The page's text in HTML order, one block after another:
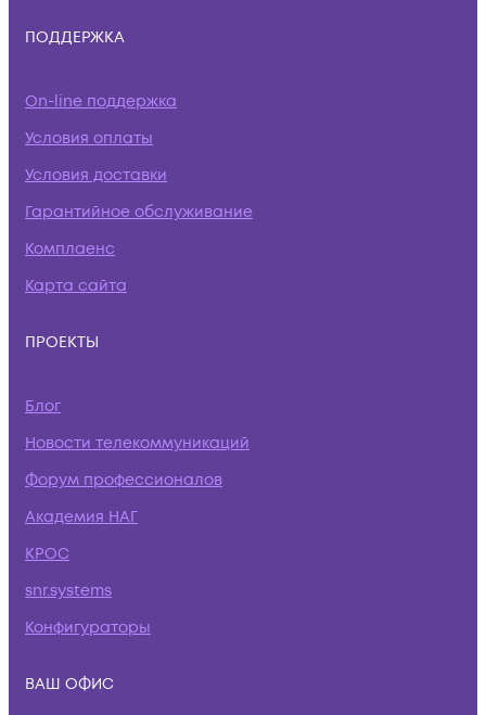
ПОДДЕРЖКА
On-line поддержка
Условия оплаты
Условия доставки
Гарантийное обслуживание
Комплаенс
Карта сайта
ПРОЕКТЫ
Блог
Новости телекоммуникаций
Форум профессионалов
Академия НАГ
КРОС
snr.systems
Конфигураторы
ВАШ ОФИС